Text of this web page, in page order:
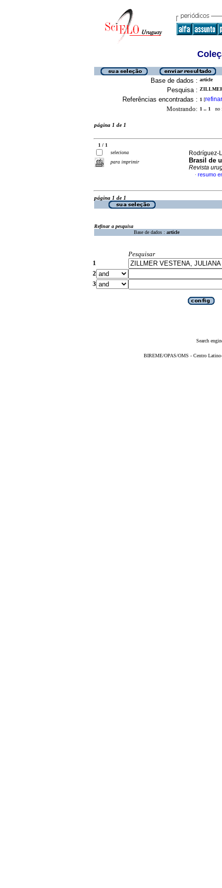
Base de dados : article
Pesquisa :
Referências encontradas : 1 [refinar
Mostrando: 1 .. 1 no
página 1 de 1
1 / 1
seleciona
para imprimir
Rodríguez-
Brasil de
Revista
· resumo
página 1 de 1
Refinar a pesquisa
Base de dados : article
Pesquisar
1
2
3
Search
BIREME/OPAS/OMS - Centro Latino-